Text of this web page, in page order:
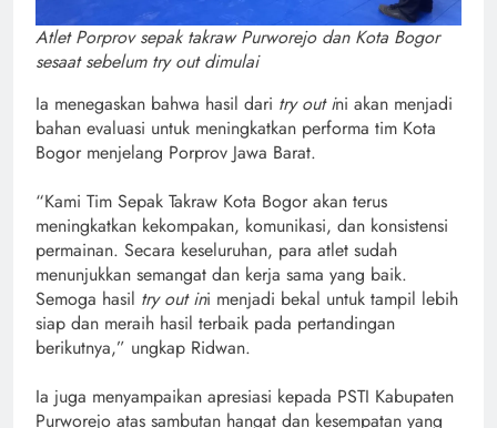
Atlet Porprov sepak takraw Purworejo dan Kota Bogor
sesaat sebelum try out dimulai
Ia menegaskan bahwa hasil dari try out ini akan menjadi
bahan evaluasi untuk meningkatkan performa tim Kota
Bogor menjelang Porprov Jawa Barat.
“Kami Tim Sepak Takraw Kota Bogor akan terus
meningkatkan kekompakan, komunikasi, dan konsistensi
permainan. Secara keseluruhan, para atlet sudah
menunjukkan semangat dan kerja sama yang baik.
Semoga hasil try out ini menjadi bekal untuk tampil lebih
siap dan meraih hasil terbaik pada pertandingan
berikutnya,” ungkap Ridwan.
Ia juga menyampaikan apresiasi kepada PSTI Kabupaten
Purworejo atas sambutan hangat dan kesempatan yang